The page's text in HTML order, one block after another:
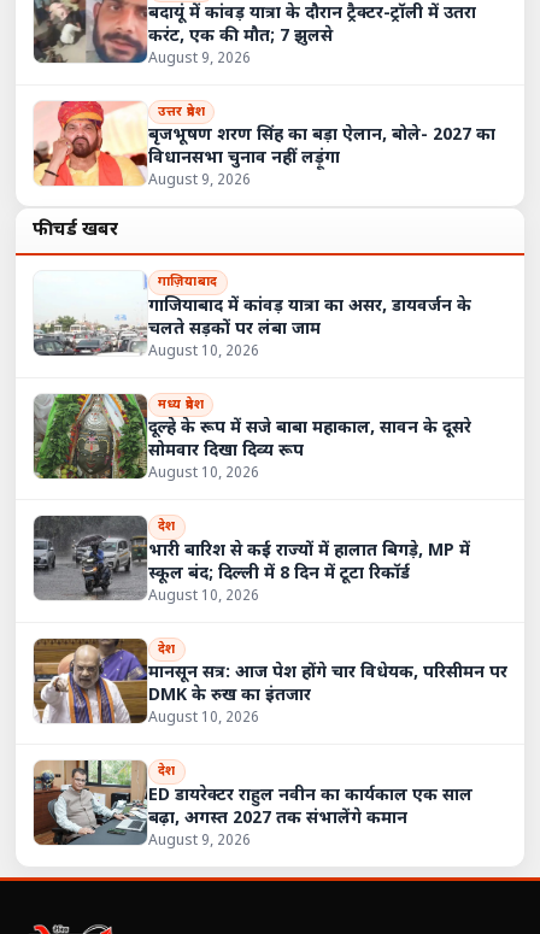
बदायूं में कांवड़ यात्रा के दौरान ट्रैक्टर-ट्रॉली में उतरा
करंट, एक की मौत; 7 झुलसे
August 9, 2026
उत्तर प्रदेश
बृजभूषण शरण सिंह का बड़ा ऐलान, बोले- 2027 का
विधानसभा चुनाव नहीं लड़ूंगा
August 9, 2026
फीचर्ड खबरें
गाज़ियाबाद
गाजियाबाद में कांवड़ यात्रा का असर, डायवर्जन के
चलते सड़कों पर लंबा जाम
August 10, 2026
मध्य प्रदेश
दूल्हे के रूप में सजे बाबा महाकाल, सावन के दूसरे
सोमवार दिखा दिव्य रूप
August 10, 2026
देश
भारी बारिश से कई राज्यों में हालात बिगड़े, MP में
स्कूल बंद; दिल्ली में 8 दिन में टूटा रिकॉर्ड
August 10, 2026
देश
मानसून सत्र: आज पेश होंगे चार विधेयक, परिसीमन पर
DMK के रुख का इंतजार
August 10, 2026
देश
ED डायरेक्टर राहुल नवीन का कार्यकाल एक साल
बढ़ा, अगस्त 2027 तक संभालेंगे कमान
August 9, 2026